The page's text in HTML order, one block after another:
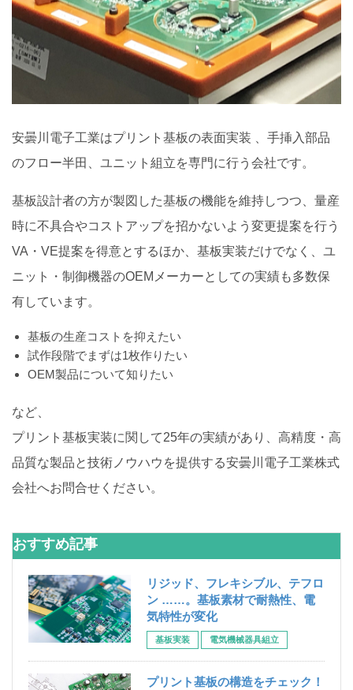
安曇川電子工業はプリント基板の表面実装 、手挿入部品
のフロー半田、ユニット組立を専門に行う会社です。
基板設計者の方が製図した基板の機能を維持しつつ、量産
時に不具合やコストアップを招かないよう変更提案を行う
VA・VE提案を得意とするほか、基板実装だけでなく、ユ
ニット・制御機器のOEMメーカーとしての実績も多数保
有しています。
基板の生産コストを抑えたい
試作段階でまずは1枚作りたい
OEM製品について知りたい
など、
プリント基板実装に関して25年の実績があり、高精度・高
品質な製品と技術ノウハウを提供する安曇川電子工業株式
会社へお問合せください。
おすすめ記事
リジッド、フレキシブル、テフロ
ン ……。基板素材で耐熱性、電
気特性が変化
基板実装 電気機械器具組立
プリント基板の構造をチェック！